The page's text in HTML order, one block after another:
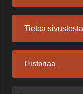
Tietoa sivustosta
Historiaa